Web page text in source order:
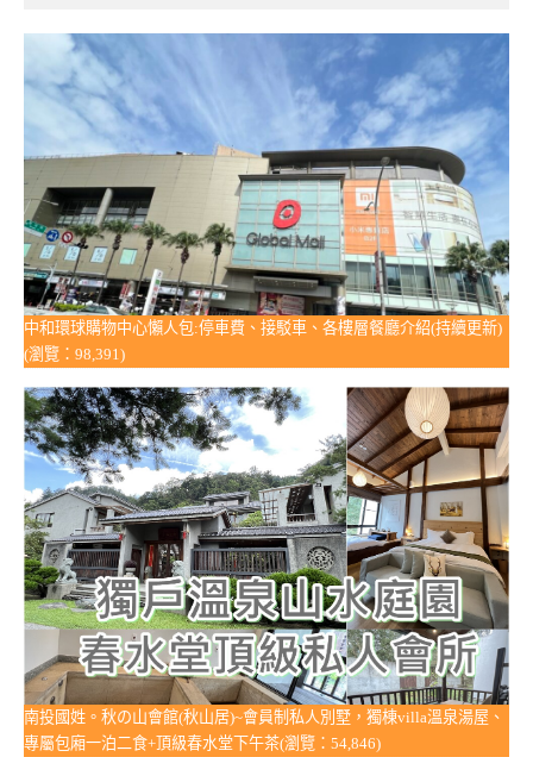
中和環球購物中心懶人包:停車費、接駁車、各樓層餐廳介紹(持續更新)
(瀏覽：98,391)
南投國姓。秋の山會館(秋山居)~會員制私人別墅，獨棟villa溫泉湯屋、
專屬包廂一泊二食+頂級春水堂下午茶(瀏覽：54,846)